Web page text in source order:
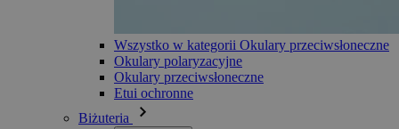
Wszystko w kategorii Okulary przeciwsłoneczne
Okulary polaryzacyjne
Okulary przeciwsłoneczne
Etui ochronne
Biżuteria